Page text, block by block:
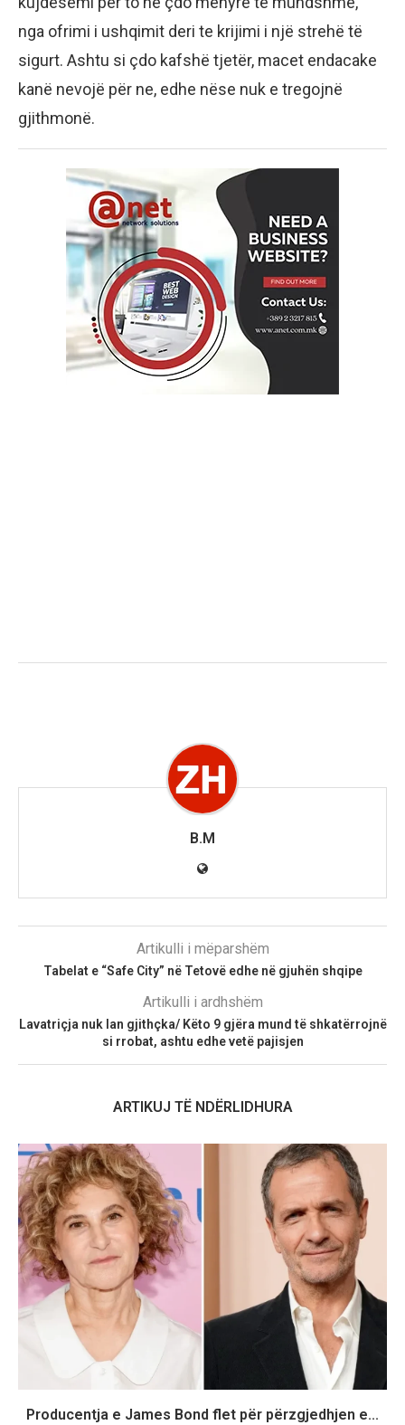
nga ofrimi i ushqimit deri te krijimi i një strehë të
sigurt. Ashtu si çdo kafshë tjetër, macet endacake
kanë nevojë për ne, edhe nëse nuk e tregojnë
gjithmonë.
B.M
Artikulli i mëparshëm
Tabelat e “Safe City” në Tetovë edhe në gjuhën shqipe
Artikulli i ardhshëm
Lavatriçja nuk lan gjithçka/ Këto 9 gjëra mund të shkatërrojnë
si rrobat, ashtu edhe vetë pajisjen
ARTIKUJ TË NDËRLIDHURA
Producentja e James Bond flet për përzgjedhjen e...